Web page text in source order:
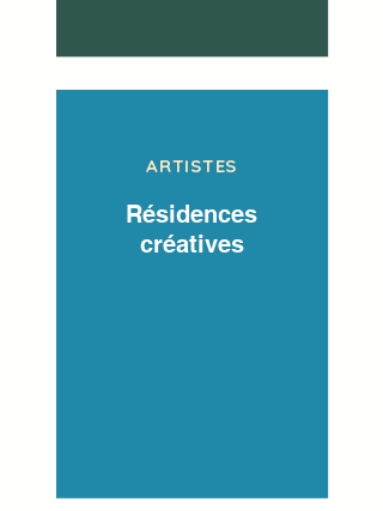
ARTISTES
Résidences
créatives